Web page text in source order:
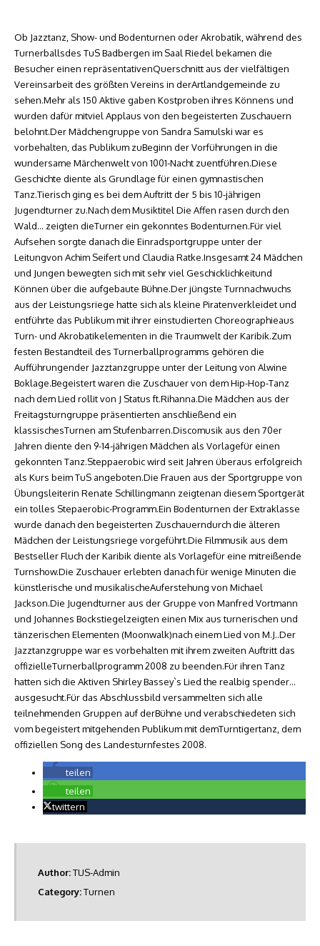
Ob Jazztanz, Show- und Bodenturnen oder Akrobatik, während des
Turnerballsdes TuS Badbergen im Saal Riedel bekamen die
Besucher einen repräsentativenQuerschnitt aus der vielfältigen
Vereinsarbeit des größten Vereins in derArtlandgemeinde zu
sehen.Mehr als 150 Aktive gaben Kostproben ihres Könnens und
wurden dafür mitviel Applaus von den begeisterten Zuschauern
belohnt.Der Mädchengruppe von Sandra Samulski war es
vorbehalten, das Publikum zuBeginn der Vorführungen in die
wundersame Märchenwelt von 1001-Nacht zuentführen.Diese
Geschichte diente als Grundlage für einen gymnastischen
Tanz.Tierisch ging es bei dem Auftritt der 5 bis 10-jährigen
Jugendturner zu.Nach dem Musiktitel Die Affen rasen durch den
Wald… zeigten dieTurner ein gekonntes Bodenturnen.Für viel
Aufsehen sorgte danach die Einradsportgruppe unter der
Leitungvon Achim Seifert und Claudia Ratke.Insgesamt 24 Mädchen
und Jungen bewegten sich mit sehr viel Geschicklichkeitund
Können über die aufgebaute Bühne.Der jüngste Turnnachwuchs
aus der Leistungsriege hatte sich als kleine Piratenverkleidet und
entführte das Publikum mit ihrer einstudierten Choreographieaus
Turn- und Akrobatikelementen in die Traumwelt der Karibik.Zum
festen Bestandteil des Turnerballprogramms gehören die
Aufführungender Jazztanzgruppe unter der Leitung von Alwine
Boklage.Begeistert waren die Zuschauer von dem Hip-Hop-Tanz
nach dem Lied rollit von J Status ft.Rihanna.Die Mädchen aus der
Freitagsturngruppe präsentierten anschließend ein
klassischesTurnen am Stufenbarren.Discomusik aus den 70er
Jahren diente den 9-14-jährigen Mädchen als Vorlagefür einen
gekonnten Tanz.Steppaerobic wird seit Jahren überaus erfolgreich
als Kurs beim TuS angeboten.Die Frauen aus der Sportgruppe von
Übungsleiterin Renate Schillingmann zeigtenan diesem Sportgerät
ein tolles Stepaerobic-Programm.Ein Bodenturnen der Extraklasse
wurde danach den begeisterten Zuschauerndurch die älteren
Mädchen der Leistungsriege vorgeführt.Die Filmmusik aus dem
Bestseller Fluch der Karibik diente als Vorlagefür eine mitreißende
Turnshow.Die Zuschauer erlebten danach für wenige Minuten die
künstlerische und musikalischeAuferstehung von Michael
Jackson.Die Jugendturner aus der Gruppe von Manfred Vortmann
und Johannes Bockstiegelzeigten einen Mix aus turnerischen und
tänzerischen Elementen (Moonwalk)nach einem Lied von M.J..Der
Jazztanzgruppe war es vorbehalten mit ihrem zweiten Auftritt das
offizielleTurnerballprogramm 2008 zu beenden.Für ihren Tanz
hatten sich die Aktiven Shirley Bassey`s Lied the realbig spender…
ausgesucht.Für das Abschlussbild versammelten sich alle
teilnehmenden Gruppen auf derBühne und verabschiedeten sich
vom begeistert mitgehenden Publikum mit demTurntigertanz, dem
offiziellen Song des Landesturnfestes 2008.
teilen
teilen
twittern
Author:TUS-Admin
Category:Turnen